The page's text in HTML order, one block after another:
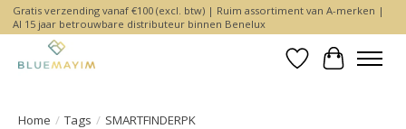
Gratis verzending vanaf €100 (excl. btw) | Ruim assortiment van A-merken |
Al 15 jaar betrouwbare distributeur binnen Benelux
Verlanglijst
Home / Tags / SMARTFINDERPK